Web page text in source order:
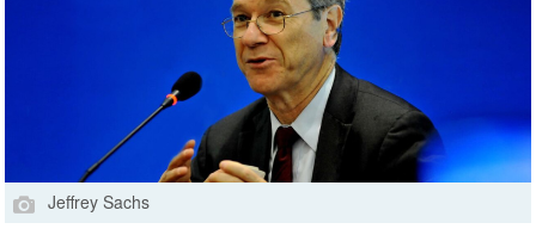
Jeffrey Sachs